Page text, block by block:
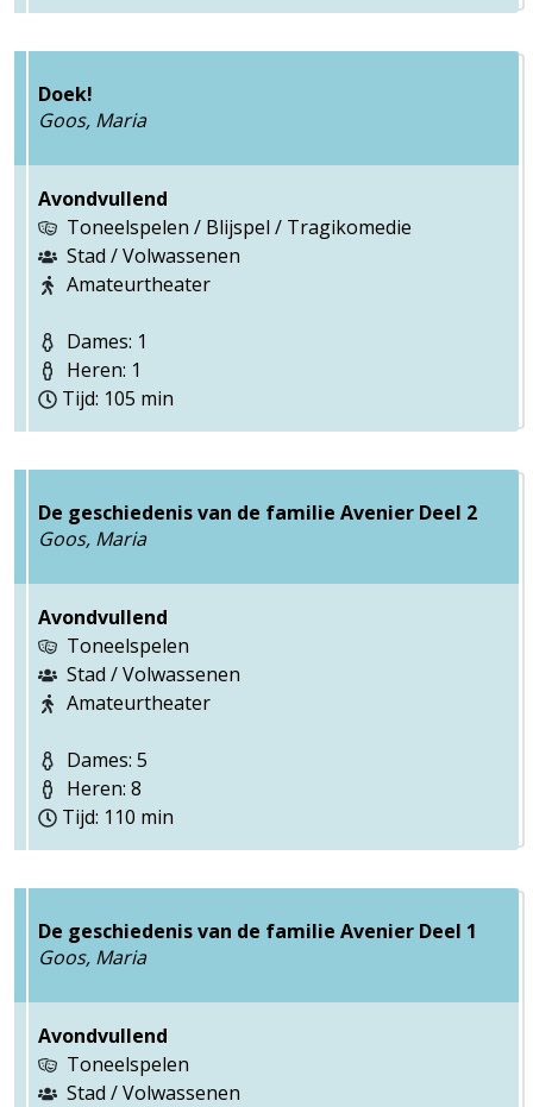
Doek!
Goos, Maria
Avondvullend
Toneelspelen / Blijspel / Tragikomedie
Stad / Volwassenen
Amateurtheater
Dames: 1
Heren: 1
Tijd: 105 min
De geschiedenis van de familie Avenier Deel 2
Goos, Maria
Avondvullend
Toneelspelen
Stad / Volwassenen
Amateurtheater
Dames: 5
Heren: 8
Tijd: 110 min
De geschiedenis van de familie Avenier Deel 1
Goos, Maria
Avondvullend
Toneelspelen
Stad / Volwassenen